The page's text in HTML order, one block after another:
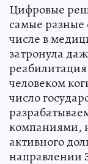
Цифровые
самые
числе в
затронула
человеком
число
компаниями,
активного
направлении